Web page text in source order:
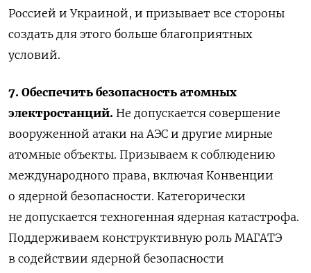
Россией и Украиной, и призывает все стороны
создать для этого больше благоприятных
условий.
7. Обеспечить безопасность атомных
электростанций. Не допускается совершение
вооруженной атаки на АЭС и другие мирные
атомные объекты. Призываем к соблюдению
международного права, включая Конвенции
о ядерной безопасности. Категорически
не допускается техногенная ядерная катастрофа.
Поддерживаем конструктивную роль МАГАТЭ
в содействии ядерной безопасности